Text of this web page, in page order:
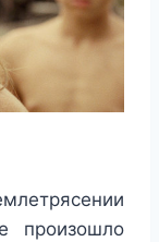
произошло